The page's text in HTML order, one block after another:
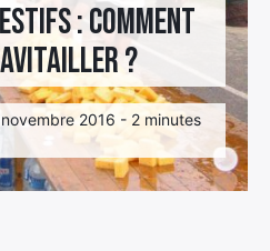
: Comment
?
2016 - 2 minutes